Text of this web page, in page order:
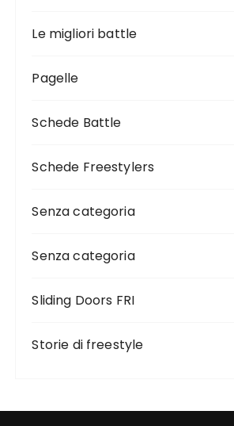
Le migliori battle
Pagelle
Schede Battle
Schede Freestylers
Senza categoria
Senza categoria
Sliding Doors FRI
Storie di freestyle